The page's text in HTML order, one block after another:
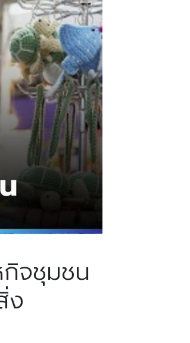
กิจชุมชน
ง